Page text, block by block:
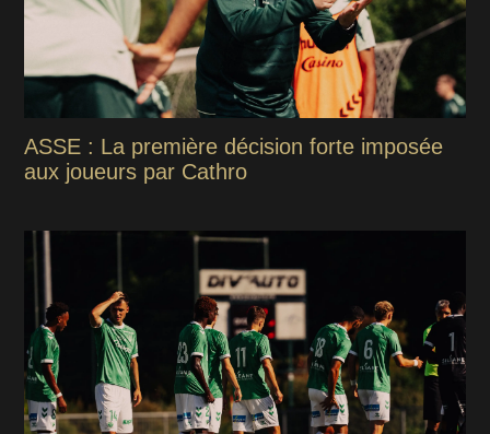
ASSE : La première décision forte imposée
aux joueurs par Cathro